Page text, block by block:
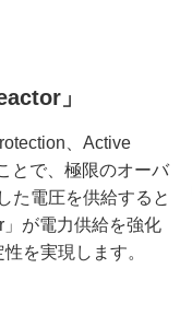
」
、Active
とで、極限のオーバ
た電圧を供給すると
が電力供給を強化
を実現します。